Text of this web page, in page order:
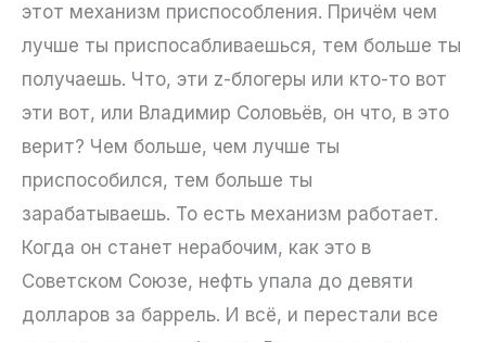
этот механизм приспособления. Причём чем
лучше ты приспосабливаешься, тем больше ты
получаешь. Что, эти z-блогеры или кто-то вот
эти вот, или Владимир Соловьёв, он что, в это
верит? Чем больше, чем лучше ты
приспособился, тем больше ты
зарабатываешь. То есть механизм работает.
Когда он станет нерабочим, как это в
Советском Союзе, нефть упала до девяти
долларов за баррель. И всё, и перестали все